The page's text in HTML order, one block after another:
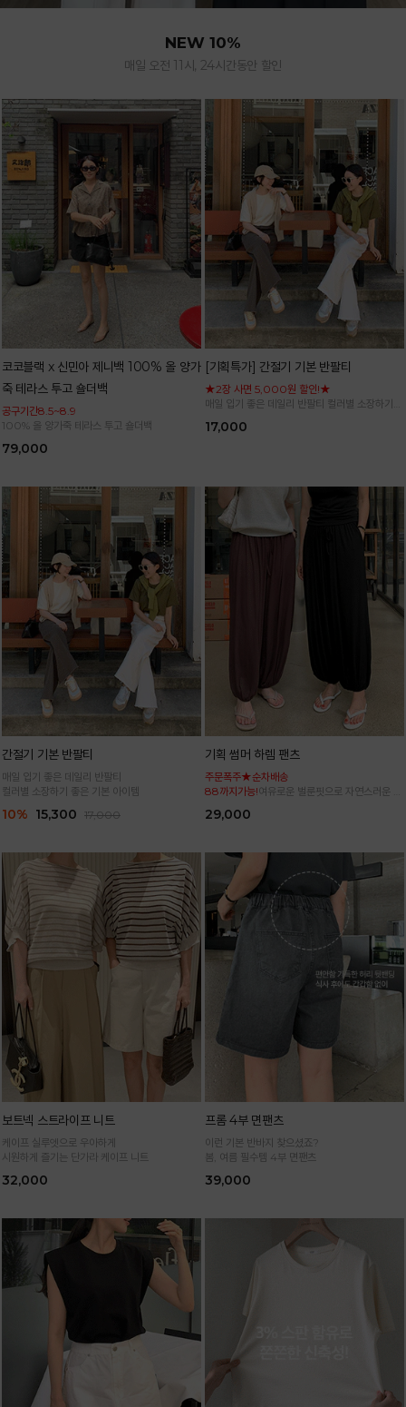
NEW 10%
매일 오전 11시, 24시간동안 할인
코코블랙 x 신민아 제니백 100% 올 양가
죽 테라스 투고 숄더백
공구기간8.5~8.9
100% 올 양가죽 테라스 투고 숄더백
79,000
[기획특가] 간절기 기본 반팔티
★2장 사면 5,000원 할인!★
매일 입기 좋은 데일리 반팔티 컬러별 소장하기
17,000
간절기 기본 반팔티
매일 입기 좋은 데일리 반팔티
컬러별 소장하기 좋은 기본 아이템
10% 15,300 17,000
기획 썸머 하렘 팬츠
주문폭주★순차배송
88까지가능!여유로운 벌룬핏으로 자연스러운 체
29,000
보트넥 스트라이프 니트
케이프 실루엣으로 우아하게
시원하게 즐기는 단가라 케이프 니트
32,000
프롬 4부 면팬츠
이런 기본 반바지 찾으셨죠?
봄, 여름 필수템 4부 면팬츠
39,000